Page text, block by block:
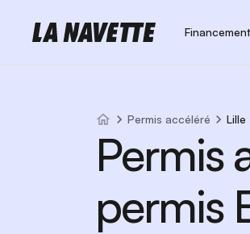
Financement
Permis accéléré Lille
Permis
permis